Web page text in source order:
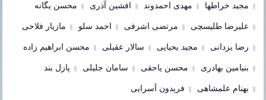
مجید خراطها مهدی احمدوند افشین آذری محسن یگانه
علیرضا طلیسچی مرتضی اشرفی احمد سلو مازیار فلاحی
رضا یزدانی مجید یحیایی سالار عقیلی محسن ابراهیم زاده
بنیامین بهادری محسن یاحقی سامان جلیلی پازل بند
بهنام علمشاهی فریدون آسرایی